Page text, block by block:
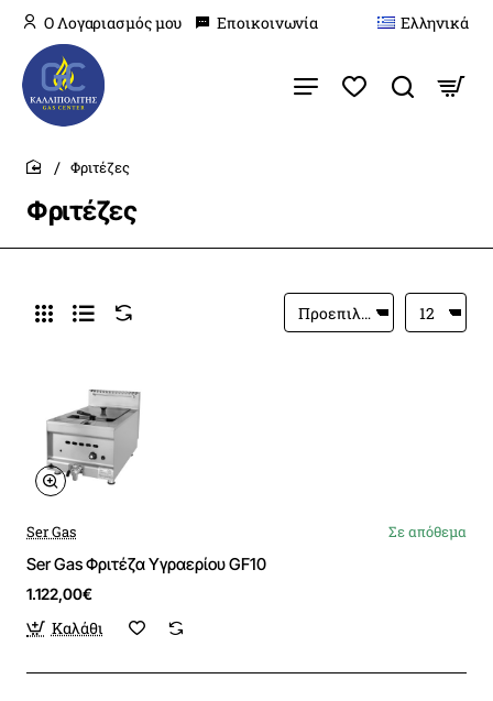
O Λογαριασμός μου Εποικοινωνία Ελληνικά
Φριτέζες
home
Φριτέζες
Ser Gas Σε απόθεμα
Ser Gas Φριτέζα Υγραερίου GF10
1.122,00€
Καλάθι